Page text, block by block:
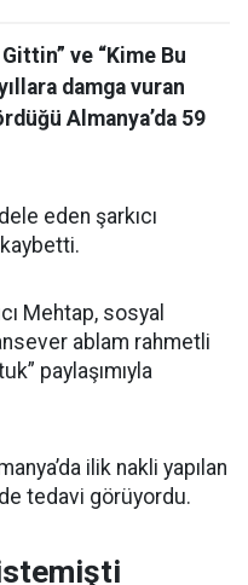
ve “Kime Bu
damga vuran
Almanya’da 59
eden şarkıcı
kaybetti.
Mehtap, sosyal
ablam rahmetli
paylaşımıyla
ilik nakli yapılan
tedavi görüyordu.